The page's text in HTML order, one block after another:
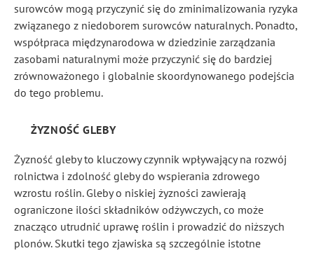
surowców mogą przyczynić się do zminimalizowania ryzyka
związanego z niedoborem surowców naturalnych. Ponadto,
współpraca międzynarodowa w dziedzinie zarządzania
zasobami naturalnymi może przyczynić się do bardziej
zrównoważonego i globalnie skoordynowanego podejścia
do tego problemu.
ŻYZNOŚĆ GLEBY
Żyzność gleby to kluczowy czynnik wpływający na rozwój
rolnictwa i zdolność gleby do wspierania zdrowego
wzrostu roślin. Gleby o niskiej żyzności zawierają
ograniczone ilości składników odżywczych, co może
znacząco utrudnić uprawę roślin i prowadzić do niższych
plonów. Skutki tego zjawiska są szczególnie istotne